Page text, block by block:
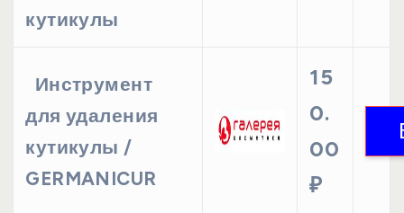
кутикулы
Инструмент
для удаления
кутикулы /
GERMANICUR
15
0.
00
₽